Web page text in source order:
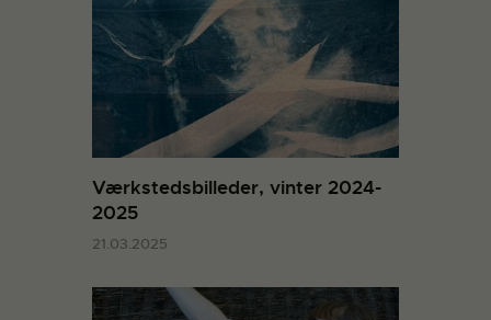
Værkstedsbilleder, vinter 2024-
2025
21.03.2025